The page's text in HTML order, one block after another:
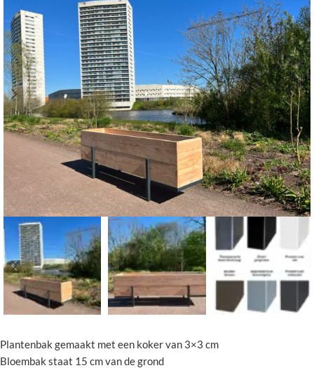
Plantenbak gemaakt met een koker van 3×3 cm
Bloembak staat 15 cm van de grond